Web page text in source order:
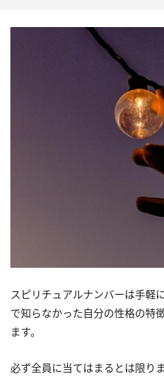
スピリチュアルナンバーは手軽
で知らなかった自分の性格の特
ます。
必ず全員に当てはまるとは限り